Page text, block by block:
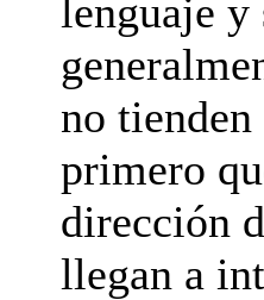
lenguaje y
no
primero
dirección
llegan a